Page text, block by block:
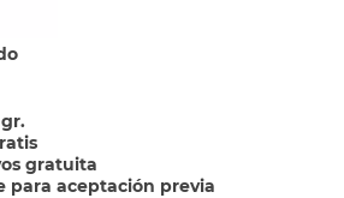
gr.
gratuita
para aceptación previa